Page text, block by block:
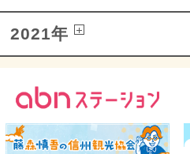
2021年